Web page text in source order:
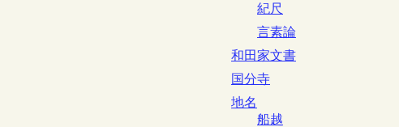
紀尺
言素論
和田家文書
国分寺
地名
船越